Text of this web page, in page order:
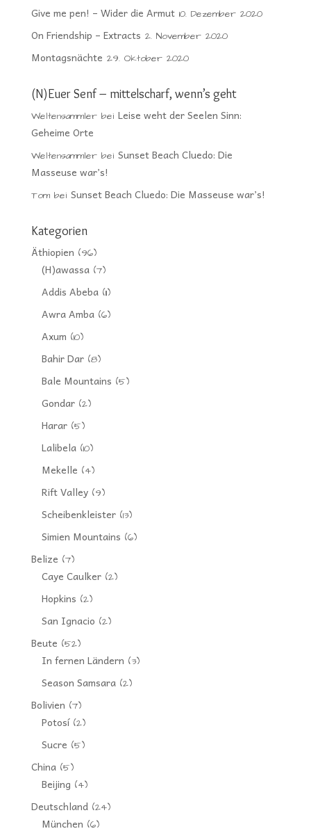
Give me pen! – Wider die Armut 10. Dezember 2020
On Friendship – Extracts 2. November 2020
Montagsnächte 29. Oktober 2020
(N)Euer Senf – mittelscharf, wenn’s geht
Weltensammlerbei Leise weht der Seelen Sinn:
Geheime Orte
Weltensammlerbei Sunset Beach Cluedo: Die
Masseuse war’s!
Tombei Sunset Beach Cluedo: Die Masseuse war’s!
Kategorien
Äthiopien (96)
(H)awassa(7)
Addis Abeba(11)
Awra Amba(6)
Axum (10)
Bahir Dar(8)
Bale Mountains (5)
Gondar(2)
Harar(5)
Lalibela(10)
Mekelle (4)
Rift Valley(9)
Scheibenkleister(13)
Simien Mountains (6)
Belize (7)
Caye Caulker(2)
Hopkins (2)
San Ignacio (2)
Beute (52)
In fernen Ländern (3)
Season Samsara(2)
Bolivien (7)
Potosí(2)
Sucre (5)
China(5)
Beijing (4)
Deutschland(24)
München (6)